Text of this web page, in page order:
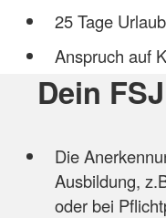
25 Tage
Anspruch auf
Dein
Die
Ausbildung,
oder bei